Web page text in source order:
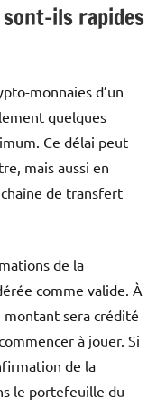
ils rapides
monnaies d’un
quelques
Ce délai peut
mais aussi en
de transfert
de la
comme valide. À
montant sera crédité
à jouer. Si
de la
le portefeuille du